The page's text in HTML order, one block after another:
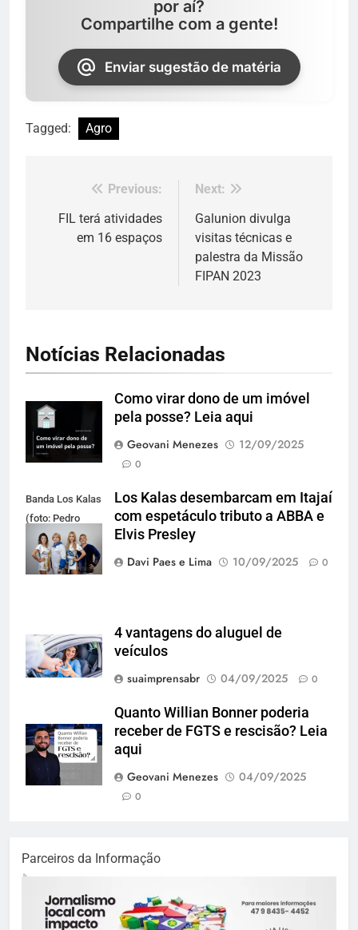
por aí?
Compartilhe com a gente!
Enviar sugestão de matéria
Tagged: Agro
Navegação
de
Previous:
FIL terá atividades
em 16 espaços
Next:
Galunion divulga
visitas técnicas e
palestra da Missão
FIPAN 2023
Notícias Relacionadas
Como virar dono de um imóvel
pela posse? Leia aqui
Geovani Menezes
12/09/2025
0
Banda Los Kalas
(foto: Pedro
Oliveira)
Los Kalas desembarcam em Itajaí
com espetáculo tributo a ABBA e
Elvis Presley
Davi Paes e Lima
10/09/2025 0
4 vantagens do aluguel de
veículos
suaimprensabr
04/09/2025 0
Quanto Willian Bonner poderia
receber de FGTS e rescisão? Leia
aqui
Geovani Menezes
04/09/2025
0
Parceiros da Informação